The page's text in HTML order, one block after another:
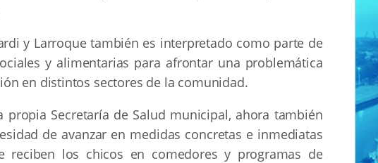
y Larroque también es interpretado como parte de
y alimentarias para afrontar una problemática
en distintos sectores de la comunidad.
Secretaría de Salud municipal, ahora también
de avanzar en medidas concretas e inmediatas
reciben los chicos en comedores y programas de